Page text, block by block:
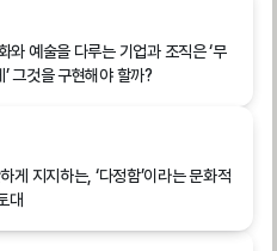
와 예술을 다루는 기업과 조직은 ‘무
’ 그것을 구현해야 할까?
게 지지하는, ‘다정함’이라는 문화적
대